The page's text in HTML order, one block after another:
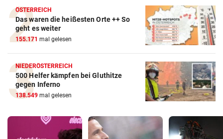
ÖSTERREICH
Das waren die heißesten Orte ++ So
geht es weiter
155.171 mal gelesen
NIEDERÖSTERREICH
500 Helfer kämpfen bei Gluthitze
gegen Inferno
138.549 mal gelesen